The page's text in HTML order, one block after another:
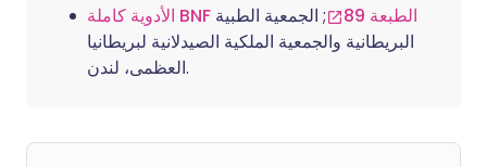
الأدوية كاملة BNF الطبعة 89
; الجمعية الطبية
البريطانية والجمعية الملكية الصيدلانية لبريطانيا
العظمى، لندن.